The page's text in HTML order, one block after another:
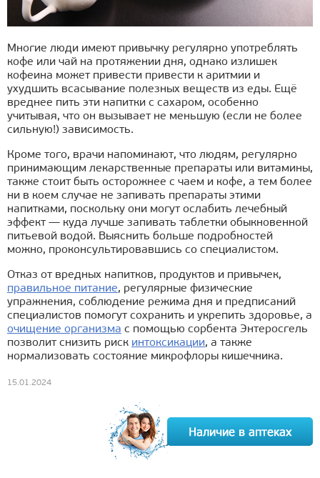
Многие люди имеют привычку регулярно употреблять
кофе или чай на протяжении дня, однако излишек
кофеина может привести привести к аритмии и
ухудшить всасывание полезных веществ из еды. Ещё
вреднее пить эти напитки с сахаром, особенно
учитывая, что он вызывает не меньшую (если не более
сильную!) зависимость.
Кроме того, врачи напоминают, что людям, регулярно
принимающим лекарственные препараты или витамины,
также стоит быть осторожнее с чаем и кофе, а тем более
ни в коем случае не запивать препараты этими
напитками, поскольку они могут ослабить лечебный
эффект — куда лучше запивать таблетки обыкновенной
питьевой водой. Выяснить больше подробностей
можно, проконсультировавшись со специалистом.
Отказ от вредных напитков, продуктов и привычек,
правильное питание, регулярные физические
упражнения, соблюдение режима дня и предписаний
специалистов помогут сохранить и укрепить здоровье, а
очищение организма с помощью сорбента Энтеросгель
позволит снизить риск интоксикации, а также
нормализовать состояние микрофлоры кишечника.
15.01.2024